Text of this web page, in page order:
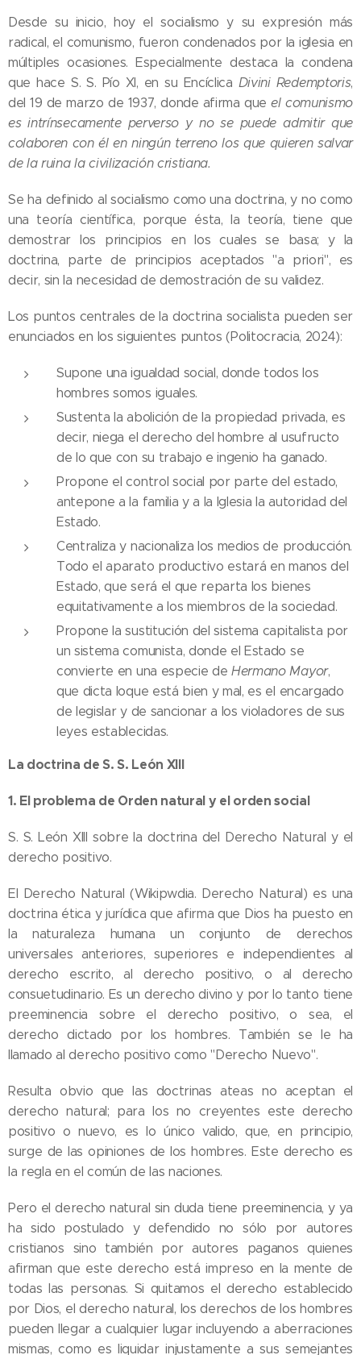
Desde su inicio, hoy el socialismo y su expresión más
radical, el comunismo, fueron condenados por la iglesia en
múltiples ocasiones. Especialmente destaca la condena
que hace S. S. Pío XI, en su Encíclica Divini Redemptoris,
del 19 de marzo de 1937, donde afirma queel comunismo
es intrínsecamente perverso y no se puede admitir que
colaboren con él en ningún terreno los que quieren salvar
de la ruina la civilización cristiana.
Se ha definido al socialismo como una doctrina, y no como
una teoría científica, porque ésta, la teoría, tiene que
demostrar los principios en los cuales se basa; y la
doctrina, parte de principios aceptados "a priori", es
decir, sin la necesidad de demostración de su validez.
Los puntos centrales de la doctrina socialista pueden ser
enunciados en los siguientes puntos (Politocracia, 2024):
Supone una igualdad social, donde todos los
hombres somos iguales.
Sustenta la abolición de la propiedad privada, es
decir, niega el derecho del hombre al usufructo
de lo que con su trabajo e ingenio ha ganado.
Propone el control social por parte del estado,
antepone a la familia y a la Iglesia la autoridad del
Estado.
Centraliza y nacionaliza los medios de producción.
Todo el aparato productivo estará en manos del
Estado, que será el que reparta los bienes
equitativamente a los miembros de la sociedad.
Propone la sustitución del sistema capitalista por
un sistema comunista, donde el Estado se
convierte en una especie deHermano Mayor,
que dicta loque está bien y mal, es el encargado
de legislar y de sancionar a los violadores de sus
leyes establecidas.
La doctrina de S. S. León XIII
1. El problema de Orden natural y el orden social
S. S. León XIII sobre la doctrina del Derecho Natural y el
derecho positivo.
El Derecho Natural (Wikipwdia. Derecho Natural) es una
doctrina ética y jurídica que afirma que Dios ha puesto en
la naturaleza humana un conjunto de derechos
universales anteriores, superiores e independientes al
derecho escrito, al derecho positivo, o al derecho
consuetudinario. Es un derecho divino y por lo tanto tiene
preeminencia sobre el derecho positivo, o sea, el
derecho dictado por los hombres. También se le ha
llamado al derecho positivo como "Derecho Nuevo".
Resulta obvio que las doctrinas ateas no aceptan el
derecho natural; para los no creyentes este derecho
positivo o nuevo, es lo único valido, que, en principio,
surge de las opiniones de los hombres. Este derecho es
la regla en el común de las naciones.
Pero el derecho natural sin duda tiene preeminencia, y ya
ha sido postulado y defendido no sólo por autores
cristianos sino también por autores paganos quienes
afirman que este derecho está impreso en la mente de
todas las personas. Si quitamos el derecho establecido
por Dios, el derecho natural, los derechos de los hombres
pueden llegar a cualquier lugar incluyendo a aberraciones
mismas, como es liquidar injustamente a sus semejantes